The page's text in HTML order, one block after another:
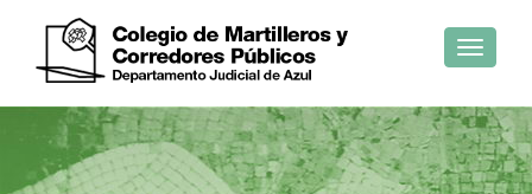
Toggle